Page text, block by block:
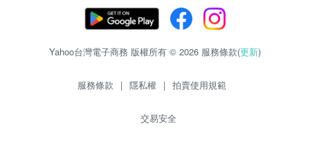
Yahoo台灣電子商務 版權所有 © 2026 服務條款(更新)
服務條款 | 隱私權 | 拍賣使用規範
交易安全